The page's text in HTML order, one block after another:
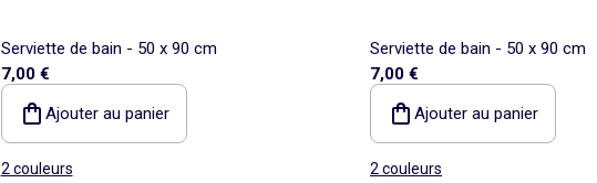
Serviette de bain - 50 x 90 cm
7,00 €
Ajouter au panier
2 couleurs
Serviette de bain - 50 x 90 cm
7,00 €
Ajouter au panier
2 couleurs